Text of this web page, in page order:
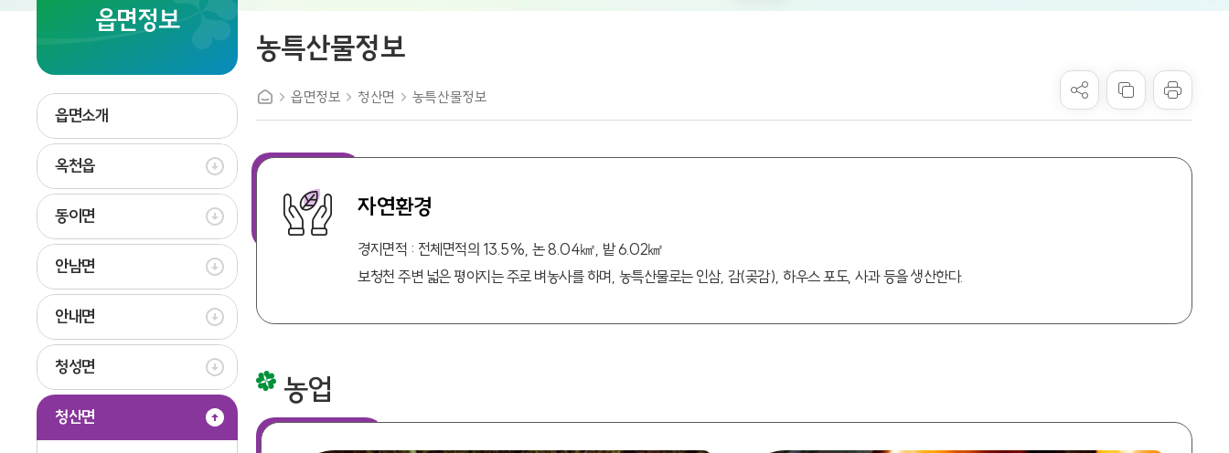
읍면정보
읍면소개
옥천읍
동이면
안남면
안내면
청성면
청산면
농특산물정보
읍면정보 청산면 농특산물정보
자연환경
경지면적 : 전체면적의 13.5%, 논 8.04㎢, 밭 6.02㎢
보청천 주변 넓은 평야지는 주로 벼농사를 하며, 농특산물로는 인삼, 감(곶감), 하우스 포도, 사과 등을 생산한다.
농업